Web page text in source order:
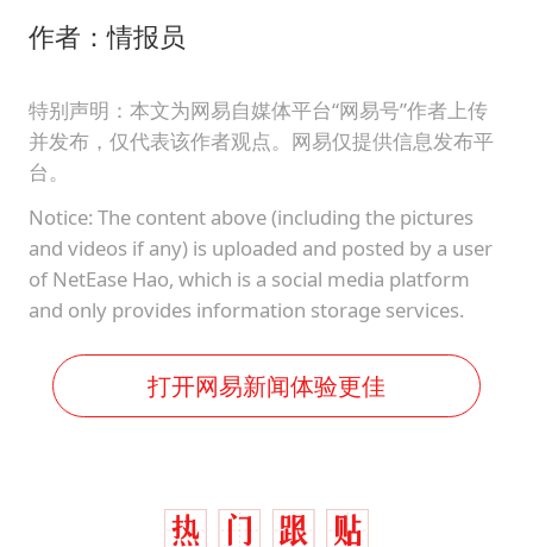
作者：情报员
特别声明：本文为网易自媒体平台“网易号”作者上传
并发布，仅代表该作者观点。网易仅提供信息发布平
台。
Notice: The content above (including the pictures
and videos if any) is uploaded and posted by a user
of NetEase Hao, which is a social media platform
and only provides information storage services.
打开网易新闻体验更佳